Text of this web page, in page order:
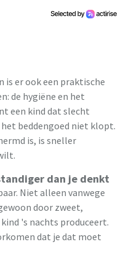
is er ook een praktische
de hygiëne en het
een kind dat slecht
beddengoed niet klopt.
is, is sneller
dan je denkt
Niet alleen vanwege
door zweet,
's nachts produceert.
dat je dat moet